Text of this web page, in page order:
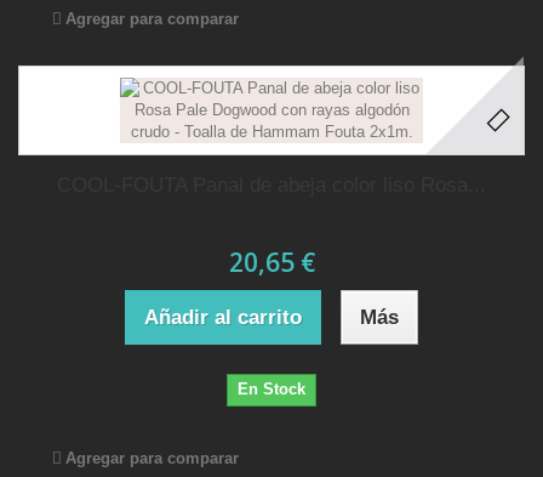
Agregar para comparar
20,65 €
Añadir al carrito Más
En Stock
Agregar para comparar